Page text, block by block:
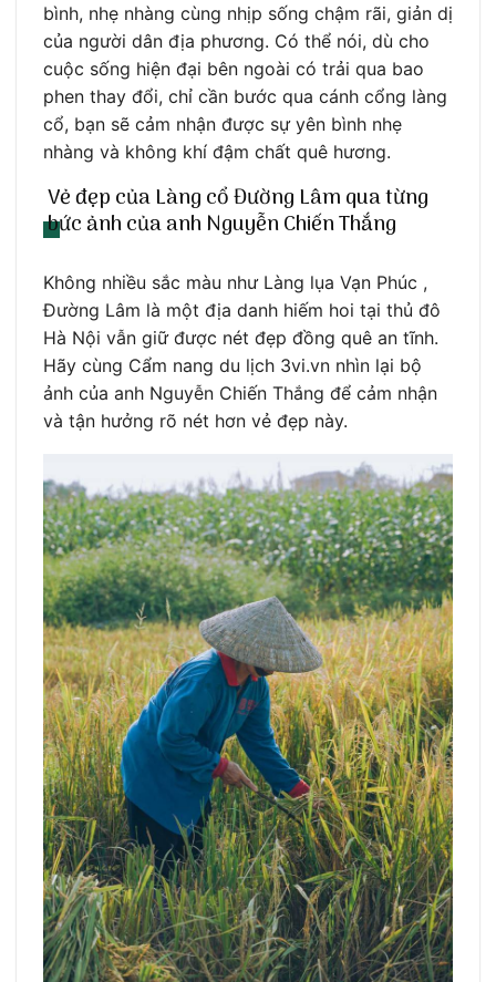
bình, nhẹ nhàng cùng nhịp sống chậm rãi, giản dị
của người dân địa phương. Có thể nói, dù cho
cuộc sống hiện đại bên ngoài có trải qua bao
phen thay đổi, chỉ cần bước qua cánh cổng làng
cổ, bạn sẽ cảm nhận được sự yên bình nhẹ
nhàng và không khí đậm chất quê hương.
Vẻ đẹp của Làng cổ Đường Lâm qua từng
bức ảnh của anh Nguyễn Chiến Thắng
Không nhiều sắc màu như Làng lụa Vạn Phúc ,
Đường Lâm là một địa danh hiếm hoi tại thủ đô
Hà Nội vẫn giữ được nét đẹp đồng quê an tĩnh.
Hãy cùng Cẩm nang du lịch 3vi.vn nhìn lại bộ
ảnh của anh Nguyễn Chiến Thắng để cảm nhận
và tận hưởng rõ nét hơn vẻ đẹp này.